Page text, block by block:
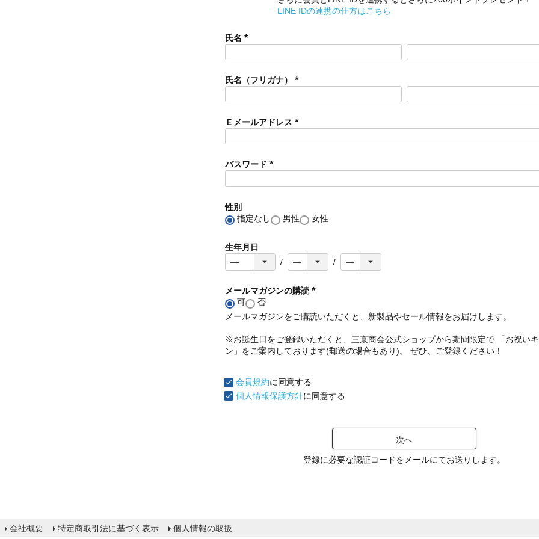
LINE IDの連携の仕方はこちら
氏名
必
)
氏名（フリガナ）
必
)
Ｅメールアドレス
必
)
パスワード
必
性別
指定なし
男性 女性
生年月日
メールマガジンの購読
必
)
可
否
メールマガジンをご購読いただくと、新製品やセール情報をお届けします。
※お誕生日をご登録いただくと、三京商会公式ショップから期間限定で 「お祝い
ン」をご案内しております(郵送の場合もあり)。 ぜひ、ご登録ください！
会員規約に同意する
個人情報保護方針に同意する
次へ
登録に必要な認証コードをメールにてお送りします。
会社概要 特定商取引法に基づく表示 個人情報の取扱